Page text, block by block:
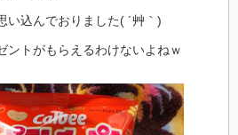
い込んでおりました( ´艸｀)
ントがもらえるわけないよねｗ